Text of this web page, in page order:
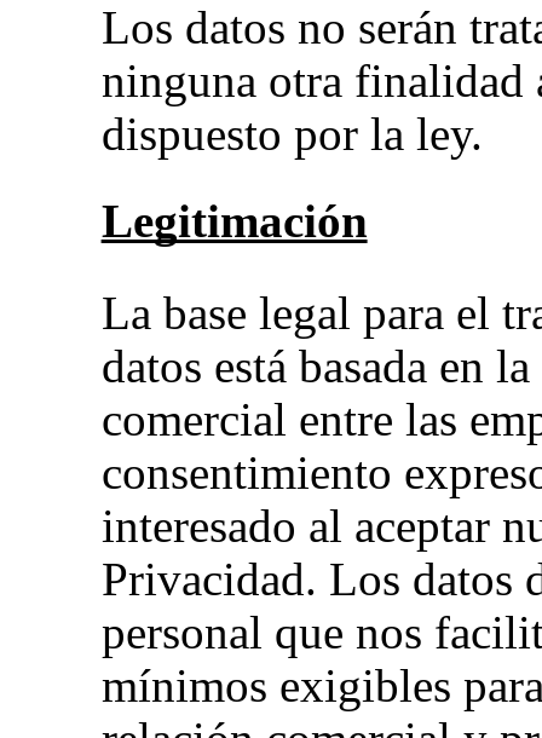
Los datos no serán
ninguna otra finalidad
dispuesto por la ley.
Legitimación
La base legal para el
datos está basada en
comercial entre las
consentimiento
interesado al aceptar
Privacidad. Los datos
personal que nos
mínimos exigibles